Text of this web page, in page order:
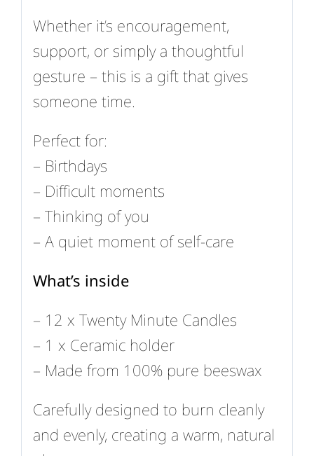
Whether it’s encouragement,
support, or simply a thoughtful
gesture – this is a gift that gives
someone time.
Perfect for:
– Birthdays
– Difficult moments
– Thinking of you
– A quiet moment of self-care
What’s inside
– 12 x Twenty Minute Candles
– 1 x Ceramic holder
– Made from 100% pure beeswax
Carefully designed to burn cleanly
and evenly, creating a warm, natural